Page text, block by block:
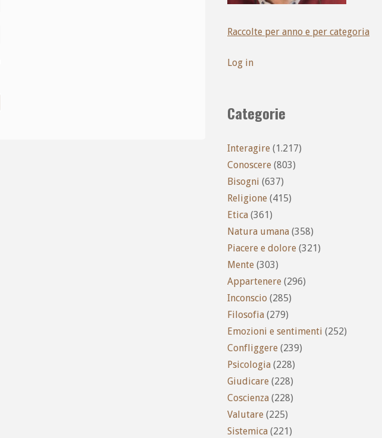
Raccolte per anno e per categoria
Log in
Categorie
Interagire (1.217)
Conoscere (803)
Bisogni (637)
Religione (415)
Etica (361)
Natura umana (358)
Piacere e dolore (321)
Mente (303)
Appartenere (296)
Inconscio (285)
Filosofia (279)
Emozioni e sentimenti (252)
Confliggere (239)
Psicologia (228)
Giudicare (228)
Coscienza (228)
Valutare (225)
Sistemica (221)